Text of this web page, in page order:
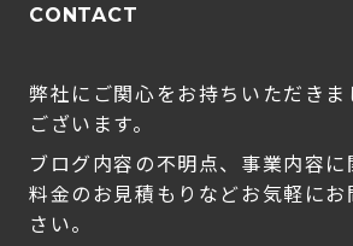
CONTACT
弊社にご関心をお持ちいただきま
ございます。
ブログ内容の不明点、事業内容に
料金のお見積もりなどお気軽に
さい。